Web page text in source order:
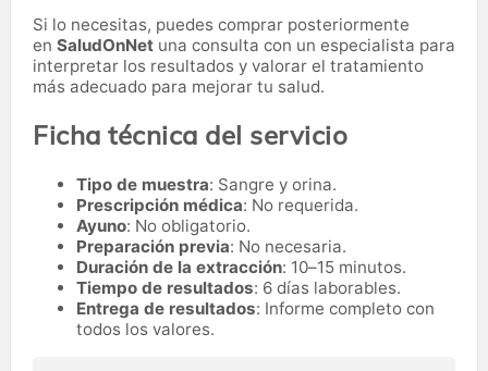
Si lo necesitas, puedes comprar posteriormente
en SaludOnNet una consulta con un especialista para
interpretar los resultados y valorar el tratamiento
más adecuado para mejorar tu salud.
Ficha técnica del servicio
Tipo de muestra: Sangre y orina.
Prescripción médica: No requerida.
Ayuno: No obligatorio.
Preparación previa: No necesaria.
Duración de la extracción: 10–15 minutos.
Tiempo de resultados: 6 días laborables.
Entrega de resultados: Informe completo con
todos los valores.